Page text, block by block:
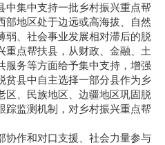
集中支持一批乡村振兴重点帮
部地区处于边远或高海拔、自然
弱、社会事业发展相对滞后的脱
重点帮扶县，从财政、金融、土
服务等方面给予集中支持，增强
贫县中自主选择一部分县作为乡
区、民族地区、边疆地区巩固脱
踪监测机制，对乡村振兴重点帮
作和对口支援、社会力量参与